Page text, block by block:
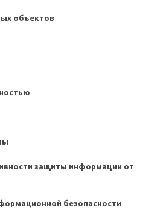
объектов
защиты информации от
безопасности